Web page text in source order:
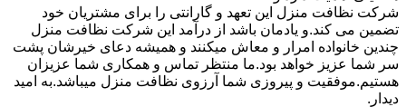
شرکت نظافت منزل این تعهد و گارانتی را برای مشتریان خود
تضمین می کند.و یادمان باشد از درآمد این شرکت نظافت منزل
چندین خانواده امرار و معاش میکنند و همیشه دعای خیرشان پشت
سر شما عزیز خواهد بود.ما منتظر تماس و همکاری شما عزیزان
هستیم.موفقیت و پیروزی شما آرزوی نظافت منزل میباشد.به امید
دیدار.